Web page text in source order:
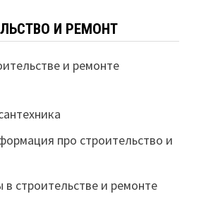
И РЕМОНТ
и ремонте
про строительство и
в строительстве и ремонте